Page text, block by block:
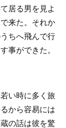
居る男を見よ
来た。それか
ちへ飛んで行
事ができた。
い時に多く旅
から容易には
の話は彼を驚